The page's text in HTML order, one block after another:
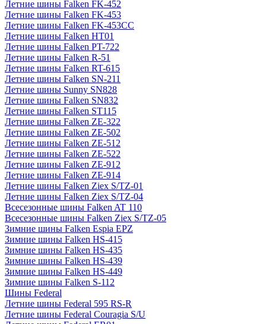
Летние шины Falken FK-452
Летние шины Falken FK-453
Летние шины Falken FK-453CC
Летние шины Falken HT01
Летние шины Falken PT-722
Летние шины Falken R-51
Летние шины Falken RT-615
Летние шины Falken SN-211
Летние шины Sunny SN828
Летние шины Falken SN832
Летние шины Falken ST115
Летние шины Falken ZE-322
Летние шины Falken ZE-502
Летние шины Falken ZE-512
Летние шины Falken ZE-522
Летние шины Falken ZE-912
Летние шины Falken ZE-914
Летние шины Falken Ziex S/TZ-01
Летние шины Falken Ziex S/TZ-04
Всесезонные шины Falken AT 110
Всесезонные шины Falken Ziex S/TZ-05
Зимние шины Falken Espia EPZ
Зимние шины Falken HS-415
Зимние шины Falken HS-435
Зимние шины Falken HS-439
Зимние шины Falken HS-449
Зимние шины Falken S-112
Шины Federal
Летние шины Federal 595 RS-R
Летние шины Federal Couragia S/U